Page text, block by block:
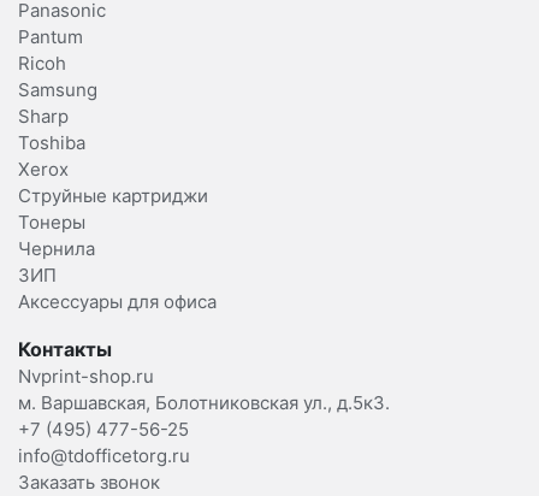
Panasonic
Pantum
Ricoh
Samsung
Sharp
Toshiba
Xerox
Струйные картриджи
Тонеры
Чернила
ЗИП
Аксессуары для офиса
Контакты
Nvprint-shop.ru
м. Варшавская, Болотниковская ул., д.5к3.
+7 (495) 477-56-25
info@tdofficetorg.ru
Заказать звонок